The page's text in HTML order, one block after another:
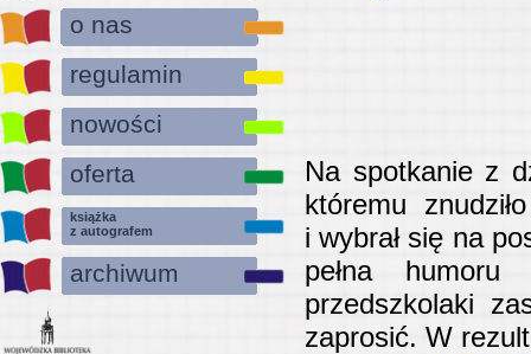
o nas
regulamin
nowości
oferta
książka
z autografem
archiwum
Na spotkanie z
któremu
i wybrał się na
pełna
przedszkolaki
zaprosić. W